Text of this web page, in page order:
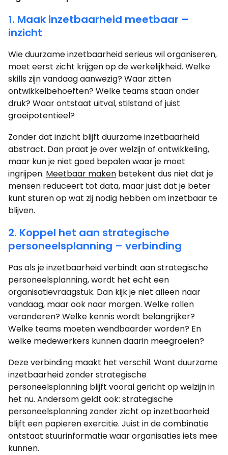
1. Maak inzetbaarheid meetbaar –
inzicht
Wie duurzame inzetbaarheid serieus wil organiseren,
moet eerst zicht krijgen op de werkelijkheid. Welke
skills zijn vandaag aanwezig? Waar zitten
ontwikkelbehoeften? Welke teams staan onder
druk? Waar ontstaat uitval, stilstand of juist
groeipotentieel?
Zonder dat inzicht blijft duurzame inzetbaarheid
abstract. Dan praat je over welzijn of ontwikkeling,
maar kun je niet goed bepalen waar je moet
ingrijpen. Meetbaar maken betekent dus niet dat je
mensen reduceert tot data, maar juist dat je beter
kunt sturen op wat zij nodig hebben om inzetbaar te
blijven.
2. Koppel het aan strategische
personeelsplanning – verbinding
Pas als je inzetbaarheid verbindt aan strategische
personeelsplanning, wordt het echt een
organisatievraagstuk. Dan kijk je niet alleen naar
vandaag, maar ook naar morgen. Welke rollen
veranderen? Welke kennis wordt belangrijker?
Welke teams moeten wendbaarder worden? En
welke medewerkers kunnen daarin meegroeien?
Deze verbinding maakt het verschil. Want duurzame
inzetbaarheid zonder strategische
personeelsplanning blijft vooral gericht op welzijn in
het nu. Andersom geldt ook: strategische
personeelsplanning zonder zicht op inzetbaarheid
blijft een papieren exercitie. Juist in de combinatie
ontstaat stuurinformatie waar organisaties iets mee
kunnen.